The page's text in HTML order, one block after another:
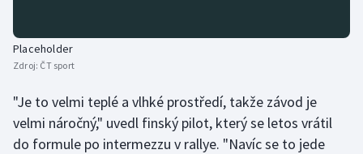
Triatlon
Vodní slalom
Placeholder
Zdroj: ČT sport
"Je to velmi teplé a vlhké prostředí, takže závod je
velmi náročný," uvedl finský pilot, který se letos vrátil
do formule po intermezzu v rallye. "Navíc se to jede